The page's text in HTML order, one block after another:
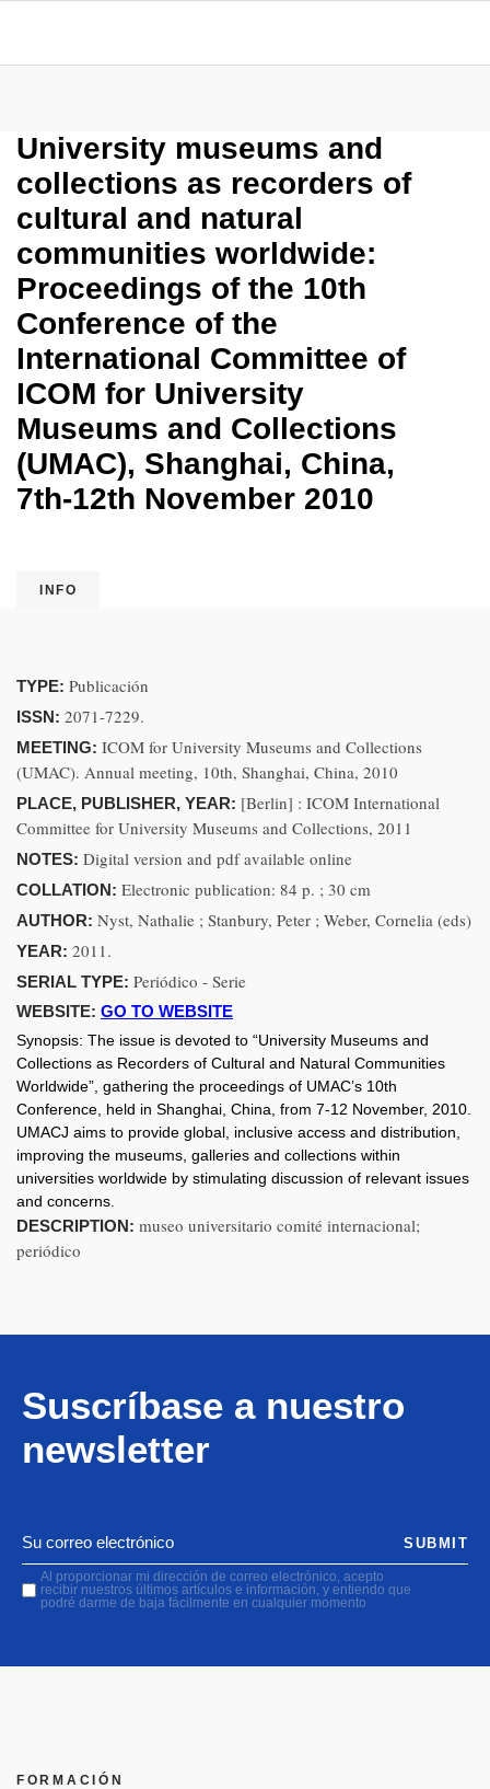
University museums and
collections as recorders of
cultural and natural
communities worldwide:
Proceedings of the 10th
Conference of the
International Committee of
ICOM for University
Museums and Collections
(UMAC), Shanghai, China,
7th-12th November 2010
INFO
TYPE: Publicación
ISSN: 2071-7229.
MEETING: ICOM for University Museums and Collections
(UMAC). Annual meeting, 10th, Shanghai, China, 2010
PLACE, PUBLISHER, YEAR: [Berlin] : ICOM International
Committee for University Museums and Collections, 2011
NOTES: Digital version and pdf available online
COLLATION: Electronic publication: 84 p. ; 30 cm
AUTHOR: Nyst, Nathalie ; Stanbury, Peter ; Weber, Cornelia (eds)
YEAR: 2011.
SERIAL TYPE: Periódico - Serie
WEBSITE: GO TO WEBSITE
Synopsis: The issue is devoted to “University Museums and
Collections as Recorders of Cultural and Natural Communities
Worldwide”, gathering the proceedings of UMAC’s 10th
Conference, held in Shanghai, China, from 7-12 November, 2010.
UMACJ aims to provide global, inclusive access and distribution,
improving the museums, galleries and collections within
universities worldwide by stimulating discussion of relevant issues
and concerns.
DESCRIPTION: museo universitario comité internacional;
periódico
Suscríbase a nuestro
newsletter
Al proporcionar mi dirección de correo electrónico, acepto
recibir nuestros últimos artículos e información, y entiendo que
podré darme de baja fácilmente en cualquier momento
SUBMIT
FORMACIÓN